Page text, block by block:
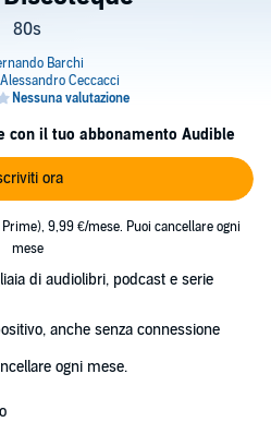
80s
con il tuo abbonamento Audible
ora
9,99 €/mese. Puoi cancellare ogni
mese
di audiolibri, podcast e serie
anche senza connessione
ogni mese.